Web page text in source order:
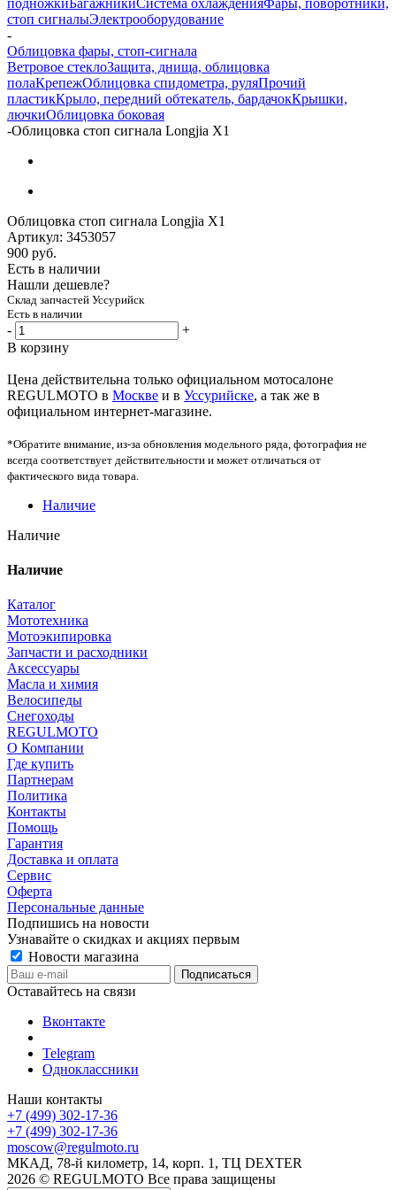
стоп сигналыЭлектрооборудование
-
Облицовка фары, стоп-сигнала
Ветровое стеклоЗащита, днища, облицовка
полаКрепежОблицовка спидометра, руляПрочий
пластикКрыло, передний обтекатель, бардачокКрышки,
лючкиОблицовка боковая
-Облицовка стоп сигнала Longjia X1
Облицовка стоп сигнала Longjia X1
Артикул: 3453057
900 руб.
Есть в наличии
Нашли дешевле?
Склад запчастей Уссурийск
Есть в наличии
-
+
В корзину
Цена действительна только официальном мотосалоне
REGULMOTO в Москве и в Уссурийске, а так же в
официальном интернет-магазине.
*Обратите внимание, из-за обновления модельного ряда, фотография не
всегда соответствует действительности и может отличаться от
фактического вида товара.
Наличие
Наличие
Наличие
Каталог
Мототехника
Мотоэкипировка
Запчасти и расходники
Аксессуары
Масла и химия
Велосипеды
Снегоходы
REGULMOTO
О Компании
Где купить
Партнерам
Политика
Контакты
Помощь
Гарантия
Доставка и оплата
Сервис
Оферта
Персональные данные
Подпишись на новости
Узнавайте о скидках и акциях первым
Новости магазина
Оставайтесь на связи
Вконтакте
Telegram
Одноклассники
Наши контакты
+7 (499) 302-17-36
+7 (499) 302-17-36
moscow@regulmoto.ru
МКАД, 78-й километр, 14, корп. 1, ТЦ DEXTER
2026 © REGULMOTO Все права защищены